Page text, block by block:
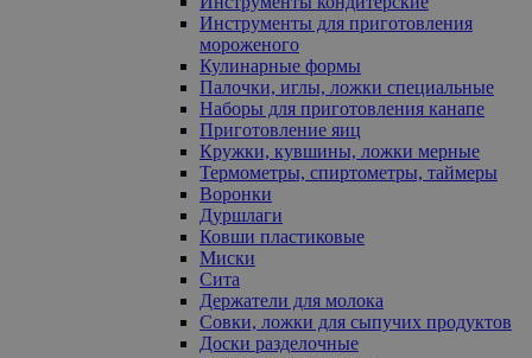
Инструменты для приготовления
мороженого
Кулинарные формы
Палочки, иглы, ложки специальные
Наборы для приготовления канапе
Приготовление яиц
Кружки, кувшины, ложки мерные
Термометры, спиртометры, таймеры
Воронки
Дуршлаги
Ковши пластиковые
Миски
Сита
Держатели для молока
Совки, ложки для сыпучих продуктов
Доски разделочные